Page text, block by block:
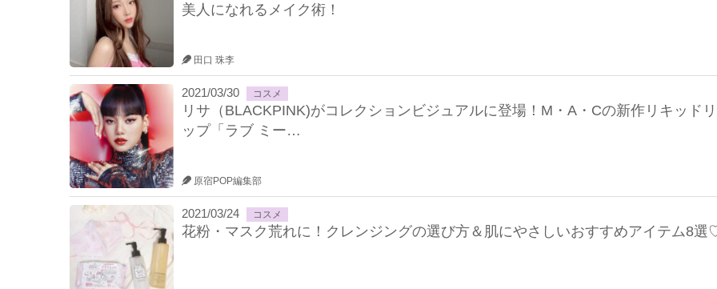
美人になれるメイク術！
田口 珠李
2021/03/30 コスメ
リサ（BLACKPINK)がコレクションビジュアルに登場！M・A・Cの新作リキッドリ
ップ「ラブ ミー…
原宿POP編集部
2021/03/24 コスメ
花粉・マスク荒れに！クレンジングの選び方＆肌にやさしいおすすめアイテム8